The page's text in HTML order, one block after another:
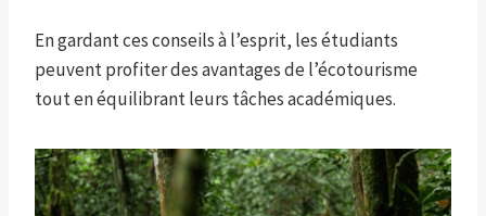
En gardant ces conseils à l’esprit, les étudiants
peuvent profiter des avantages de l’écotourisme
tout en équilibrant leurs tâches académiques.